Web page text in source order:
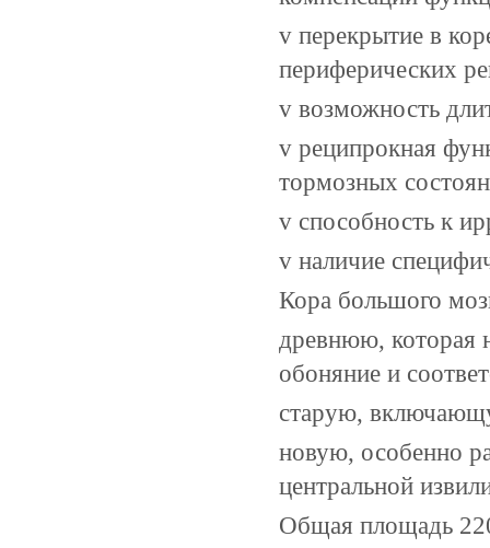
v перекрытие в
периферических
v возможность
v реципрокная
тормозных
v способность к
v наличие
Кора большого
древнюю, которая
обоняние и
старую,
новую, особенно
центральной
Общая площадь